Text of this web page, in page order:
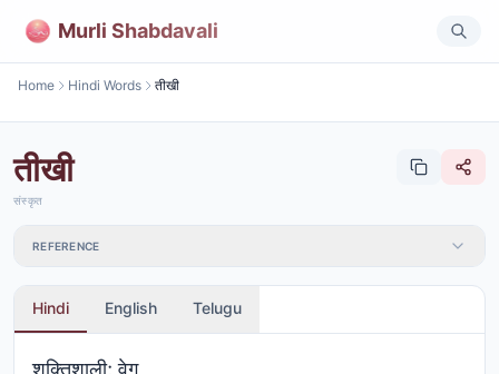
Murli Shabdavali
Home Hindi Words तीखी
तीखी
संस्कृत
REFERENCE
Hindi English Telugu
शक्तिशाली; वेग